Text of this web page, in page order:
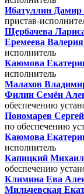
Ибатуллин
пристав-
Щербачева
Еремеева
исполнитель
Каюмова
исполнитель
Малахов
Филин Семён
обеспечению
Пономарев
по обеспечению
Каюмова
исполнитель
Капицкий
обеспечению
Климина Ева
Мильчевская